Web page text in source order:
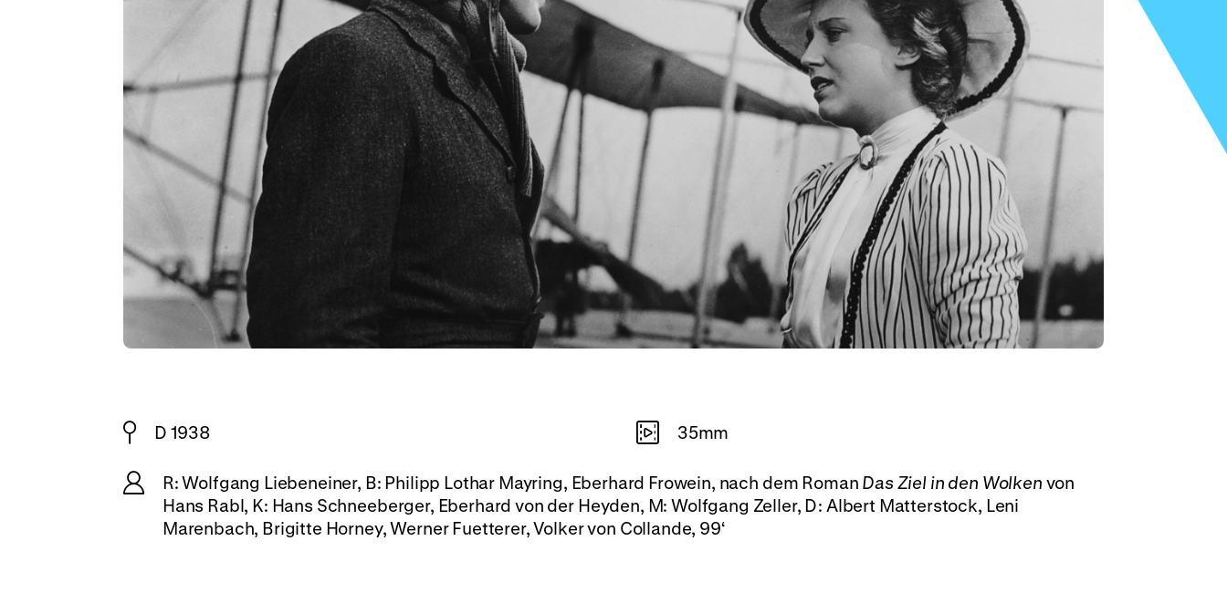
D 1938 35mm
R: Wolfgang Liebeneiner, B: Philipp Lothar Mayring, Eberhard Frowein, nach dem Roman Das Ziel in den Wolken von
Hans Rabl, K: Hans Schneeberger, Eberhard von der Heyden, M: Wolfgang Zeller, D: Albert Matterstock, Leni
Marenbach, Brigitte Horney, Werner Fuetterer, Volker von Collande, 99‘